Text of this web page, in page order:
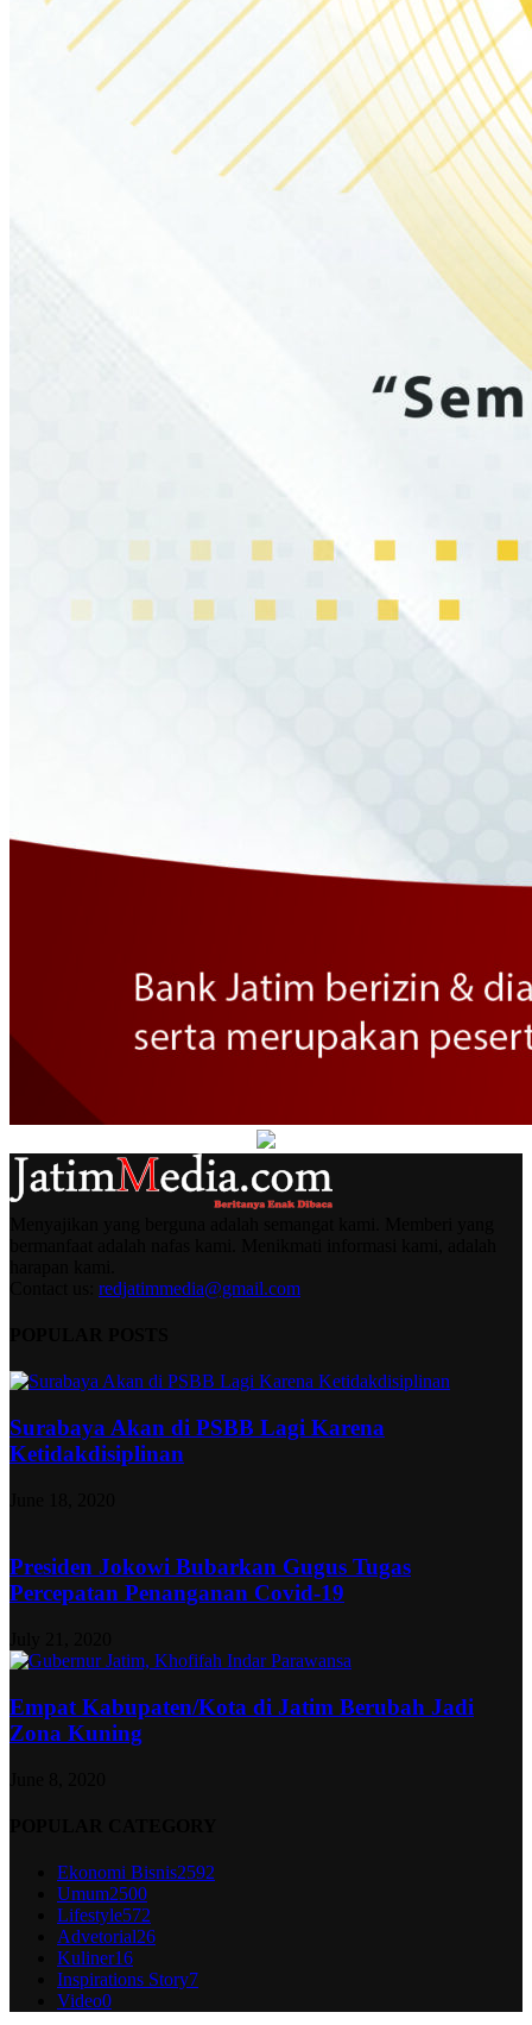
redjatimmedia@gmail.com
Surabaya Akan di PSBB Lagi Karena
Ketidakdisiplinan
Presiden Jokowi Bubarkan Gugus Tugas
Percepatan Penanganan Covid-19
Empat Kabupaten/Kota di Jatim Berubah Jadi
Zona Kuning
Ekonomi Bisnis2592
Umum2500
Lifestyle572
Advetorial26
Kuliner16
Inspirations Story7
Video0